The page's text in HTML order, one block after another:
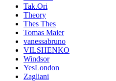
Tak.Ori
Theory
Thes Thes
Tomas Maier
vanessabruno
VILSHENKO
Windsor
YesLondon
Zagliani